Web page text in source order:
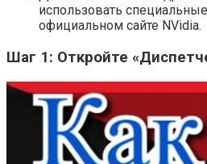
использовать
официальном сайте NVidia.
Шаг 1: Откройте